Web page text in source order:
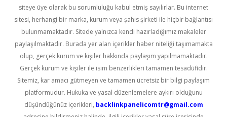
siteye üye olarak bu sorumluluğu kabul etmiş sayılırlar. Bu internet
sitesi, herhangi bir marka, kurum veya şahıs şirketi ile hiçbir bağlantısı
bulunmamaktadır. Sitede yalnızca kendi hazırladığımız makaleler
paylaşılmaktadır. Burada yer alan içerikler haber niteliği taşımamakta
olup, gerçek kurum ve kişiler hakkında paylaşım yapılmamaktadır.
Gerçek kurum ve kişiler ile isim benzerlikleri tamamen tesadüfidir.
Sitemiz, kar amacı gütmeyen ve tamamen ücretsiz bir bilgi paylaşım
platformudur. Hukuka ve yasal düzenlemelere aykırı olduğunu
düşündüğünüz içerikleri, backlinkpanelicomtr@gmail.com